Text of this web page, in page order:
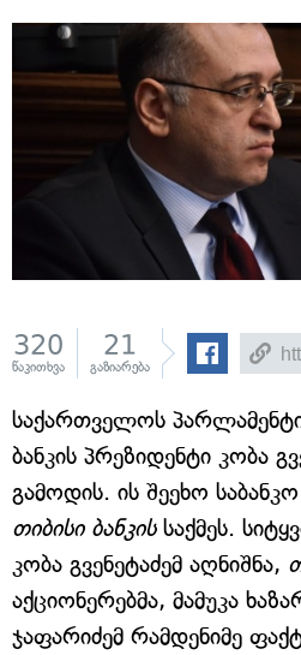
320
წაკითხვა
21
გაზიარება
საქართველოს
ბანკის პრეზიდენტი კობა
გამოდის. ის შეეხო
თიბისი ბანკის საქმეს.
კობა გვენეტაძემ აღნიშნა,
აქციონერებმა, მამუკა
ჯაფარიძემ რამდენიმე